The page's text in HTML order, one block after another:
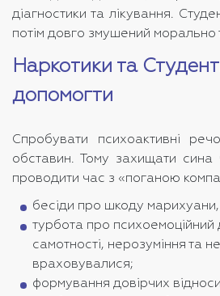
діагностики та лікування.
потім довго змушений морально
Наркотики та
допомогти
Спробувати психоактивні
обставин. Тому захищати сина
проводити час з «поганою
бесіди про шкоду марихуани,
турбота про психоемоційний
самотності, нерозуміння та
враховувалися;
формування довірчих